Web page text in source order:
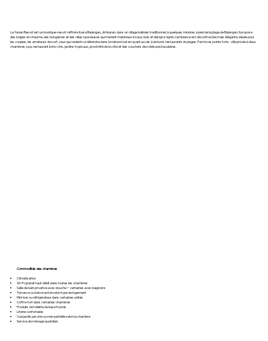
Le Yanan Resort est un boutique-resort raffiné situé à Balangan, Jimbaran, dans un village balinais traditionnel, à quelques minutes à pied de la plage de Balangan. Il propose
des lodges en chaume, des bungalows et des villas spacieuses qui marient matériaux locaux, bois et design soigné. L’ambiance est décontractée mais élégante, idéale pour
les couples, les amateurs de surf, ceux qui veulent se détendre dans la nature tout en ayant accès à de bons restaurants et plages. Parmi ses points forts : villa privée à deux
chambres, spa, restaurant boho-chic, jardins tropicaux, proximité de la côte et des couchers de soleil spectaculaires.
Commodités des chambres
Climatisation
Wi-Fi gratuit haut débit dans toutes les chambres
Salle de bain privative avec douche + certaines avec baignoire
Terrasse ou balcon privé selon type de logement
Mini-bar ou réfrigérateur dans certaines unités
Coffre-fort dans certaines chambres
Produits de toilette de base fournis
Literie confortable
Vue jardin, piscine ou mer partielle selon la chambre
Service de ménage quotidien